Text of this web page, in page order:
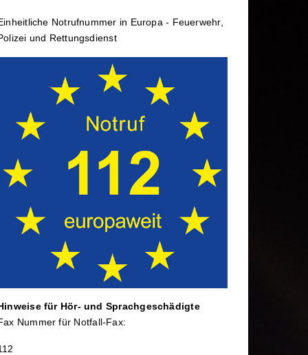
Abrollbehälter
Dekontamination
Mannschaftstransportwagen
Notruf­num­mer in Europa - Feuerwehr,
und Rettungs­dienst
für Hör- und Sprach­ge­schä­digte
Nummer für Notfall-Fax: